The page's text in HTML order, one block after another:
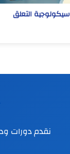
سيكولوجية التعلق